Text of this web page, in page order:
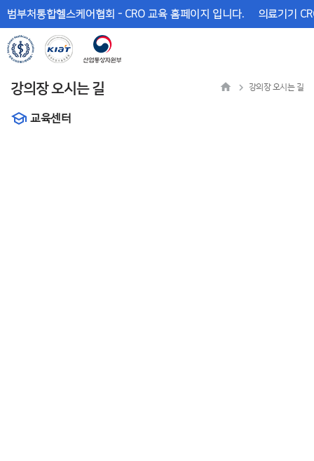
뉴
바
로
가
문
바
로
가
범부처통합헬스케어협회 - CRO 교육 홈페이지 입니다. 의료기기
강의장 오시는 길 강의장 오시는 길
교육센터